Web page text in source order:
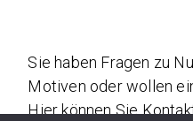
Sie haben Fragen zu
Motiven oder wollen
Hier können Sie